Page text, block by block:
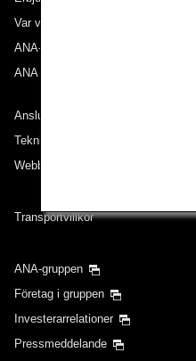
Var våra flyg går till
ANA-upplevelsen
ANA Mileage Club
Anslut till ANA
Teknisk hjälp (Tillgänglighet)
Webbplatskarta
Transportvillkor
ANA-gruppen
Företag i gruppen
Investerarrelationer
Pressmeddelande